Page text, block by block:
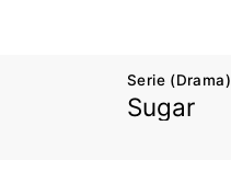
Serie (Drama)
Sugar